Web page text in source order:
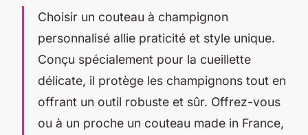
Choisir un couteau à champignon
personnalisé allie praticité et style unique.
Conçu spécialement pour la cueillette
délicate, il protège les champignons tout en
offrant un outil robuste et sûr. Offrez-vous
ou à un proche un couteau made in France,